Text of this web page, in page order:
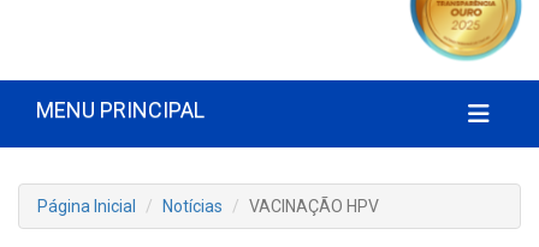
MENU PRINCIPAL
Página Inicial Notícias VACINAÇÃO HPV